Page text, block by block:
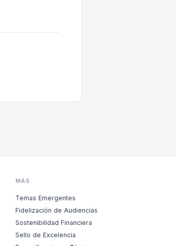
MÁS
Temas Emergentes
Fidelización de Audiencias
Sostenibilidad Financiera
Sello de Excelencia